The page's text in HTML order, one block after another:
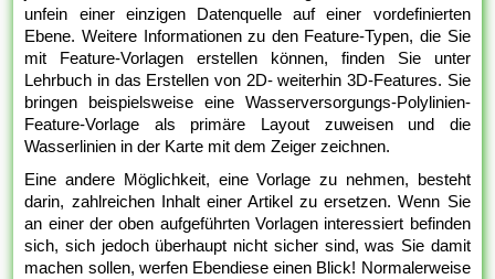
unfein einer einzigen Datenquelle auf einer vordefinierten
Ebene. Weitere Informationen zu den Feature-Typen, die Sie
mit Feature-Vorlagen erstellen können, finden Sie unter
Lehrbuch in das Erstellen von 2D- weiterhin 3D-Features. Sie
bringen beispielsweise eine Wasserversorgungs-Polylinien-
Feature-Vorlage als primäre Layout zuweisen und die
Wasserlinien in der Karte mit dem Zeiger zeichnen.
Eine andere Möglichkeit, eine Vorlage zu nehmen, besteht
darin, zahlreichen Inhalt einer Artikel zu ersetzen. Wenn Sie
an einer der oben aufgeführten Vorlagen interessiert befinden
sich, sich jedoch überhaupt nicht sicher sind, was Sie damit
machen sollen, werfen Ebendiese einen Blick! Normalerweise